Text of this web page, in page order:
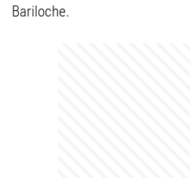
Bariloche.